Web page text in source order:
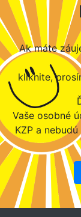
Ak máte
kliknite,
Vaše osobné
KZP a